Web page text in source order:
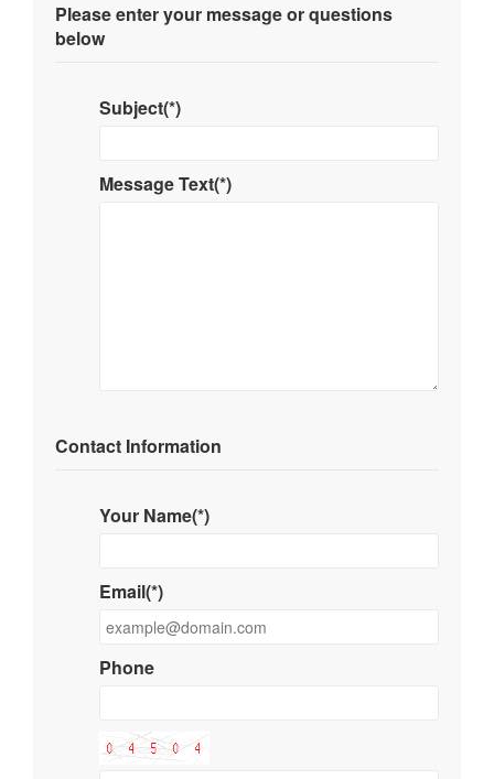
Please enter your message or questions
below
Subject(*)
Message Text(*)
Contact Information
Your Name(*)
Email(*)
Phone